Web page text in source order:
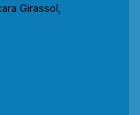
Arbix Imóveis e
Girassol,